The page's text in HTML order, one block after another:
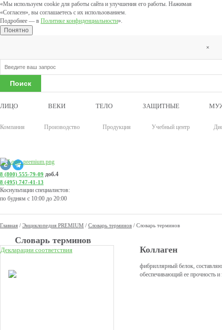
«Мы используем cookie для работы сайта и улучшения его работы. Нажимая
«Согласен», вы соглашаетесь с их использованием.
Подробнее — в Политике конфиденциальности».
Понятно
×
ЛИЦО ВЕКИ ТЕЛО ЗАЩИТНЫЕ
Компания Производство Продукция Учебный центр
8 (800) 555-79-09 доб.4
8 (495) 747-41-13
Коснультации специалистов:
по будням с 10:00 до 20:00
Главная / Энциклопедия PREMIUM / Словарь терминов / Словарь терминов
Cловарь терминов
Декларации соответствия
Коллаген
фибриллярный белок,
обеспечивающий ее прочность и